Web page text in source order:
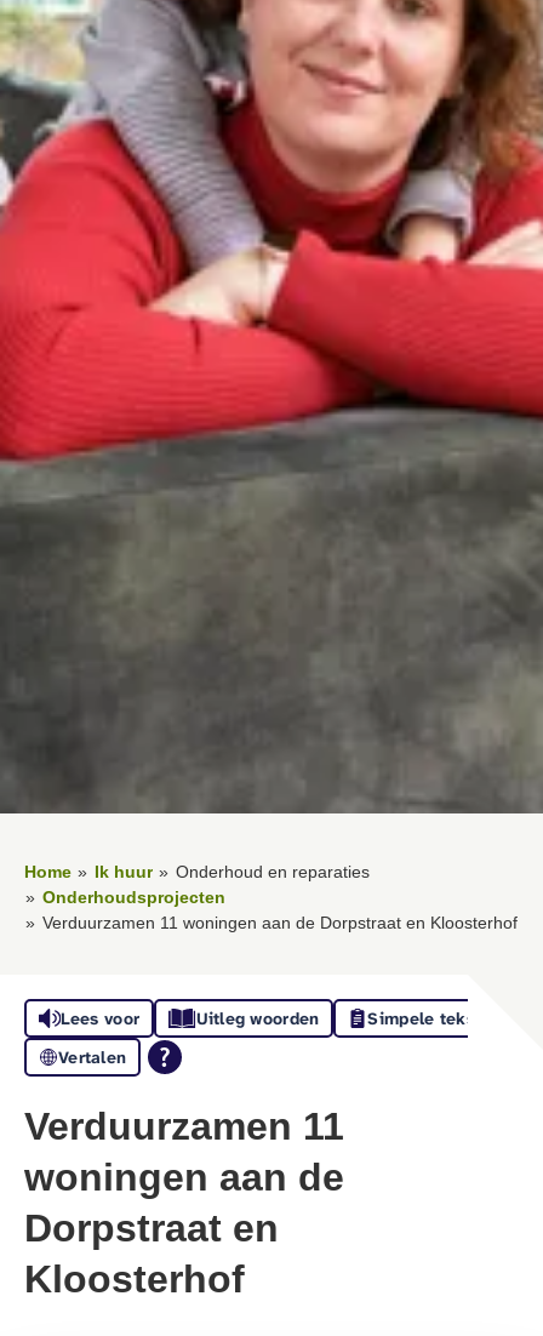
Home Ik huur
Onderhoud en reparaties
Onderhoudsprojecten
Verduurzamen 11 woningen aan de Dorpstraat en Kloosterhof
Lees voor Uitleg woorden
Simpele tekst
Vertalen
Verduurzamen 11
woningen aan de
Dorpstraat en
Kloosterhof